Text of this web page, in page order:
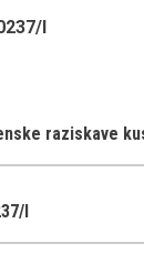
I
raziskave
I